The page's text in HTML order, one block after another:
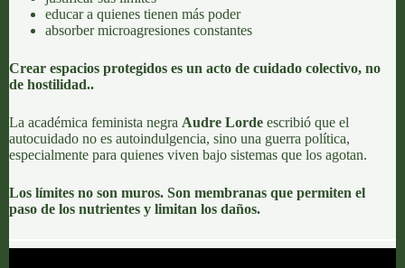
educar a quienes tienen más poder
absorber microagresiones constantes
Crear espacios protegidos es un acto de cuidado colectivo, no
de hostilidad..
La académica feminista negra Audre Lorde escribió que el
autocuidado no es autoindulgencia, sino una guerra política,
especialmente para quienes viven bajo sistemas que los agotan.
Los límites no son muros. Son membranas que permiten el
paso de los nutrientes y limitan los daños.